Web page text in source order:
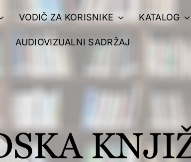
VODIČ ZA KORISNIKE KATALOG
AUDIOVIZUALNI SADRŽAJ